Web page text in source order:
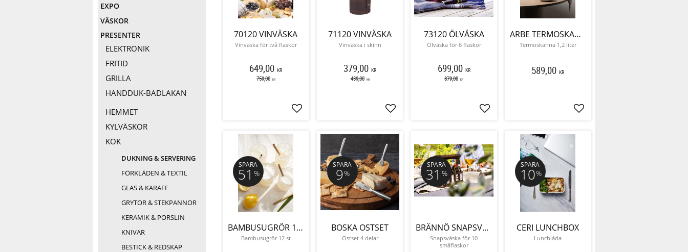
70120 VINVÄSKA
Vinväska för två flaskor
649,00 KR
759,00 KR
Lägg till i favoriter
71120 VINVÄSKA
Vinväska i skinn
379,00 KR
439,00 KR
Lägg till i favoriter
73120 ÖLVÄSKA
Ölväska för 6 flaskor
699,00 KR
879,00 KR
Lägg till i favoriter
ARBE TERMOSKANNA
Termoskanna 1,2 liter
589,00 KR
Lägg till i favoriter
BAMBUSUGRÖR 12 ST
Bambusugrör 12 st
SPARA
51 %
BOSKA OSTSET
Ostset 4 delar
SPARA
9%
BRÄNNÖ SNAPSVÄSKA
Snapsväska för 10
småflaskor
SPARA
31 %
CERI LUNCHBOX
Lunchlåda
SPARA
10%
EXPO
VÄSKOR
PRESENTER
ELEKTRONIK
FRITID
GRILLA
HANDDUK-BADLAKAN
HEMMET
KYLVÄSKOR
KÖK
DUKNING & SERVERING
FÖRKLÄDEN & TEXTIL
GLAS & KARAFF
GRYTOR & STEKPANNOR
KERAMIK & PORSLIN
KNIVAR
BESTICK & REDSKAP